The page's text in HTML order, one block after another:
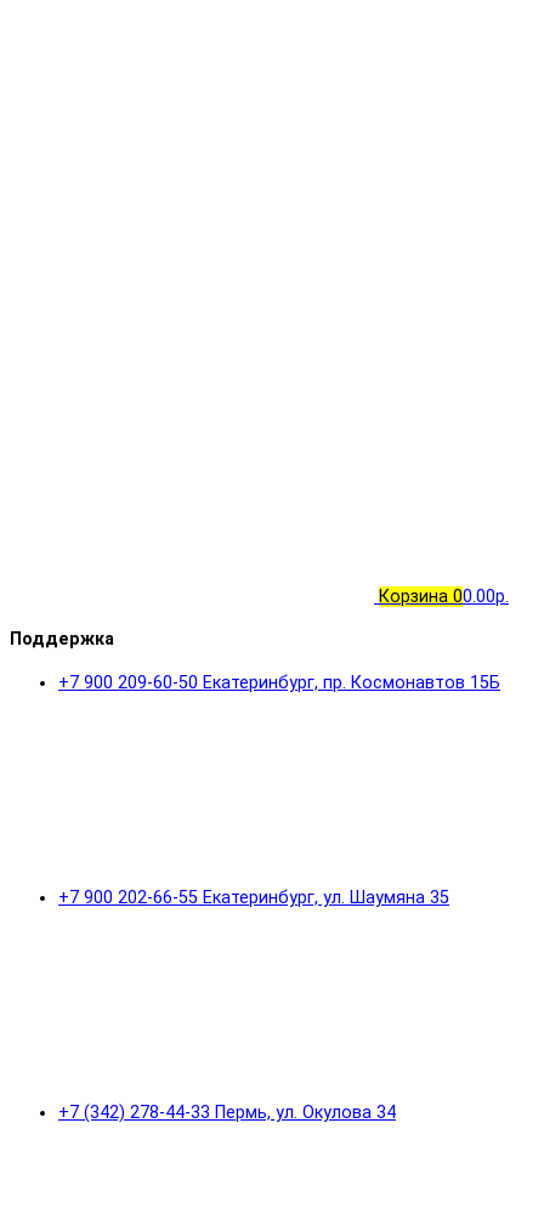
Корзина 00.00р.
Поддержка
+7 900 209-60-50 Екатеринбург, пр. Космонавтов 15Б
+7 900 202-66-55 Екатеринбург, ул. Шаумяна 35
+7 (342) 278-44-33 Пермь, ул. Окулова 34